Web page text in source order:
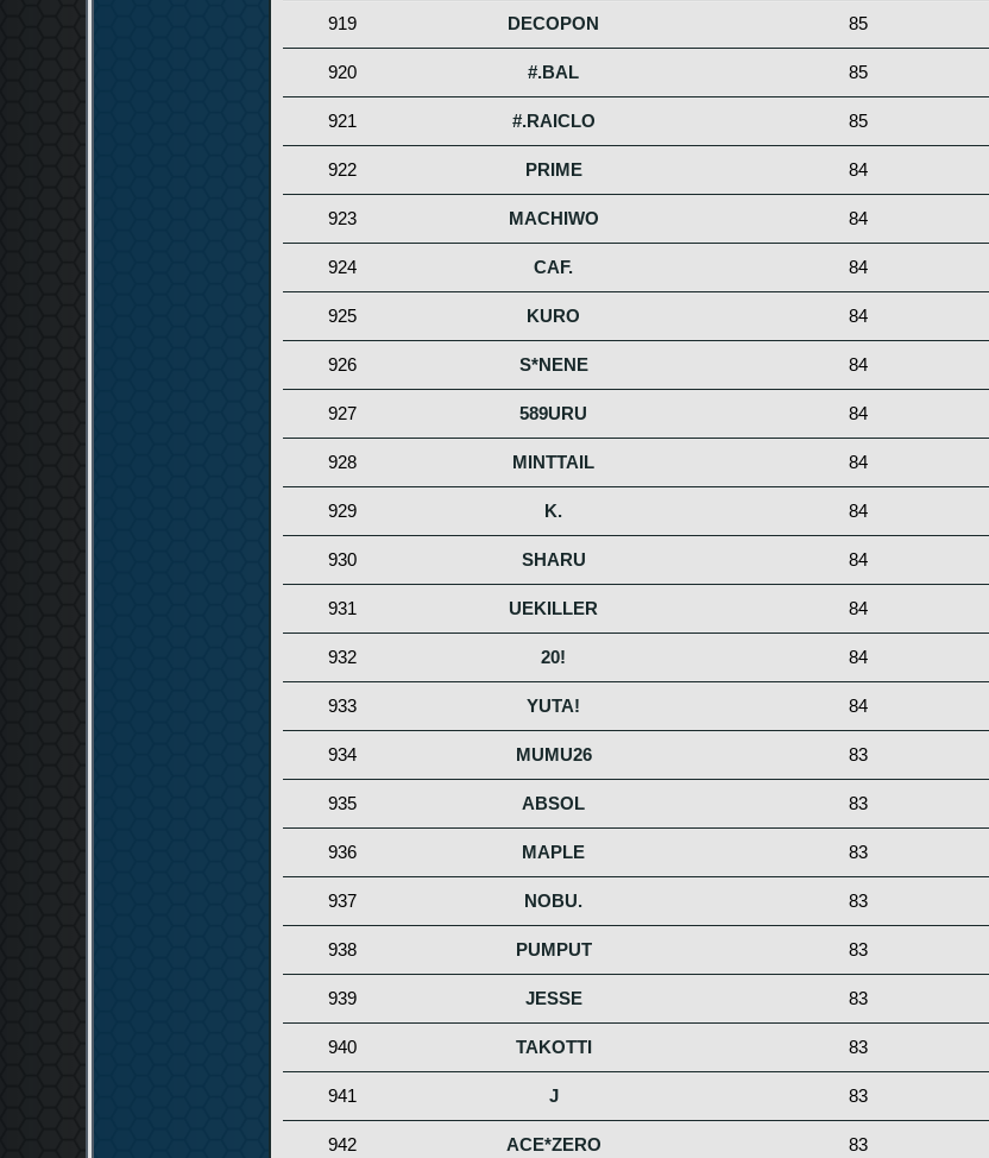
919 DECOPON 85
920 #.BAL 85
921 #.RAICLO 85
922 PRIME 84
923 MACHIWO 84
924 CAF. 84
925 KURO 84
926 S*NENE 84
927 589URU 84
928 MINTTAIL 84
929 K. 84
930 SHARU 84
931 UEKILLER 84
932 20! 84
933 YUTA! 84
934 MUMU26 83
935 ABSOL 83
936 MAPLE 83
937 NOBU. 83
938 PUMPUT 83
939 JESSE 83
940 TAKOTTI 83
941 J 83
942 ACE*ZERO 83